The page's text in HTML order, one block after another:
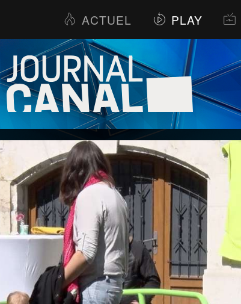
ACTUEL PLAY